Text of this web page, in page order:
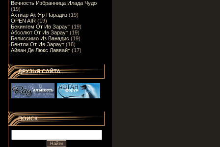
Вечность Избранница Илада Чудо
(19)
Ахтиар Ак-Яр Парадиз (19)
OPEN AIR (19)
Бекингем От Ив Зараут (19)
Абсолют От Ив Зараут (19)
Белиссимо Из Ванадис (19)
Бентли От Ив Зараут (18)
Айван Де Люкс Лаввайт (17)
ДРУЗЬЯ САЙТА
ПОИСК